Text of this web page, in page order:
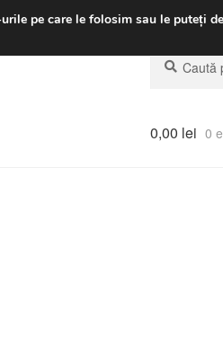
- 4 p.m.031 229 6816
Caută
după:
Caută
0,00 lei 0
pe care le folosim sau le puteți